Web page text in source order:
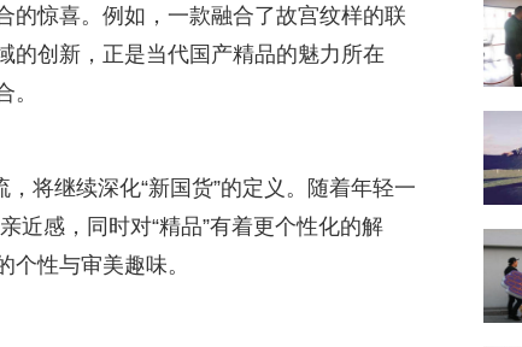
的惊喜。例如，一款融合了故宫纹样的联
的创新，正是当代国产精品的魅力所在
将继续深化“新国货”的定义。随着年轻一
近感，同时对“精品”有着更个性化的解
性与审美趣味。